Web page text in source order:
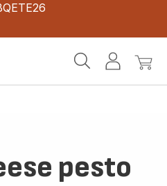
MonMon
pesto